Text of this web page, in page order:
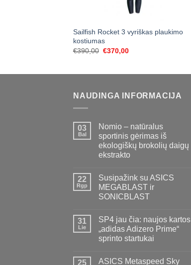
Sailfish Rocket 3 vyriškas plaukimo
kostiumas
€390,00 Original
€370,00Current
NAUDINGA INFORMACIJA
03
Bal
Nomio – natūralus
sportinis gėrimas iš
ekologiškų brokolių daigų
ekstrakto
22
Rgp
Susipažink su ASICS
MEGABLAST ir
SONICBLAST
31
Lie
SP4 jau čia: naujos kartos
„adidas Adizero Prime“
sprinto startukai
25 ASICS Metaspeed Sky